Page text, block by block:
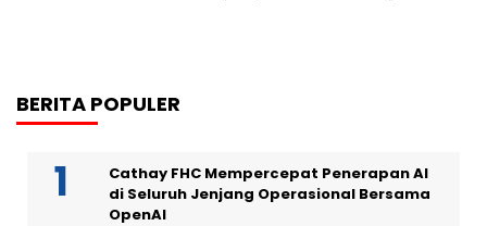
BERITA POPULER
Cathay FHC Mempercepat Penerapan AI
di Seluruh Jenjang Operasional Bersama
OpenAI